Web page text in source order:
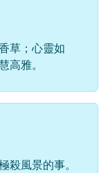
草；心靈如
高雅。
殺風景的事。